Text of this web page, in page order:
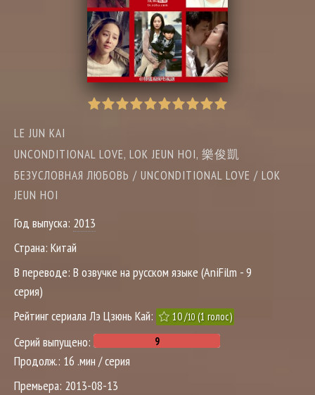
LE JUN KAI
UNCONDITIONAL LOVE, LOK JEUN HOI, 樂俊凱
БЕЗУСЛОВНАЯ ЛЮБОВЬ / UNCONDITIONAL LOVE / LOK
JEUN HOI
Год выпуска: 2013
Страна: Китай
В переводе: В озвучке на русском языке (AniFilm - 9
серия)
Рейтинг сериала Лэ Цзюнь Кай:
10/10(1 голос)
Серий выпущено:
Продолж.: 16 .мин / серия
Премьера: 2013-08-13